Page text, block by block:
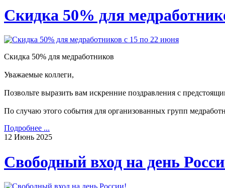
Скидка 50% для
Скидка 50% для медработников
Уважаемые коллеги,
Позвольте выразить вам искренние поздравления с
По случаю этого события для организованных групп
Подробнее ...
12 Июнь 2025
Свободный вход на день